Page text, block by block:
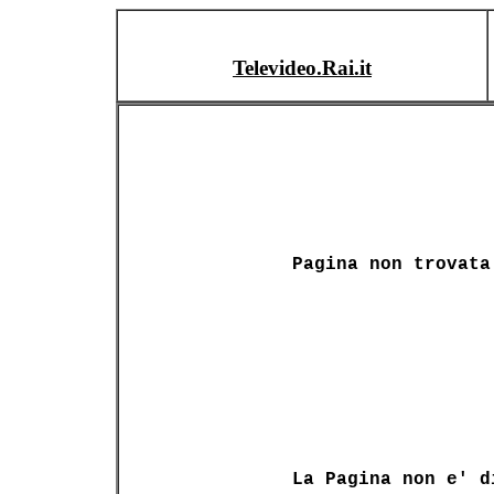
Televideo.Rai.it
Pagina non trovata
La Pagina non e'